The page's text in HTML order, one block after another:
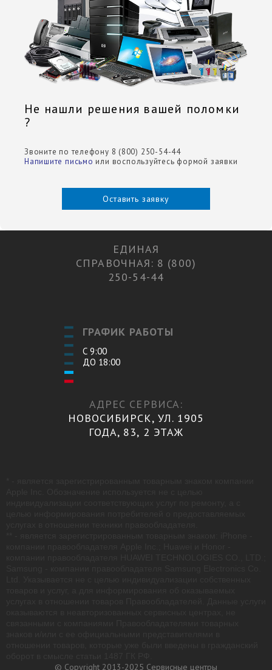
Не нашли решения вашей поломки
?
Звоните по телефону 8 (800) 250-54-44
Напишите письмо или воспользуйтесь формой заявки
Оставить заявку
ЕДИНАЯ
СПРАВОЧНАЯ: 8 (800)
250-54-44
ГРАФИК РАБОТЫ
С 9:00
ДО 18:00
АДРЕС СЕРВИСА:
НОВОСИБИРСК, УЛ. 1905
ГОДА, 83, 2 ЭТАЖ
© Copyright 2013-2025 Сервисные центры